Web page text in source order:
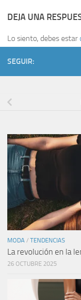
DEJA UNA
Lo siento, debes estar
SEGUIR:
MODA / TENDENCIAS
La revolución en la
26 OCTUBRE 2025